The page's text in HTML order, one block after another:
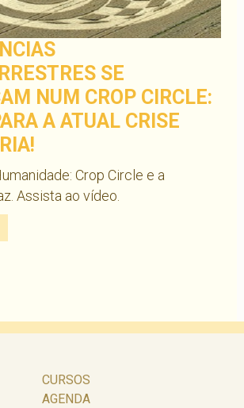
SE
NUM CROP CIRCLE:
A ATUAL CRISE
Crop Circle e a
Assista ao vídeo.
CURSOS
AGENDA